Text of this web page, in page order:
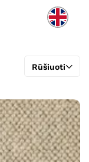
Rūšiuoti